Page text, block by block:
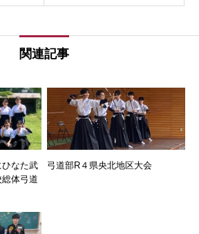
関連記事
ひなた武
体弓道
弓道部R４県央北地区大会